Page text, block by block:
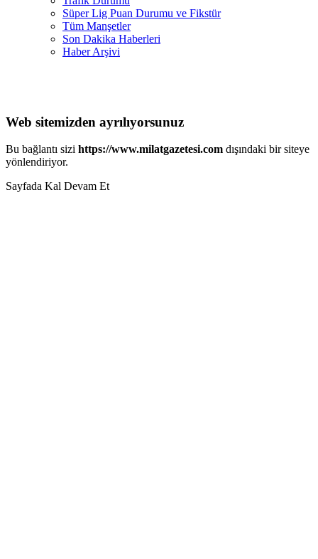
Süper Lig Puan Durumu ve Fikstür
Tüm Manşetler
Son Dakika Haberleri
Haber Arşivi
Web sitemizden ayrılıyorsunuz
Bu bağlantı sizi https://www.milatgazetesi.com dışındaki bir siteye
yönlendiriyor.
Sayfada Kal Devam Et